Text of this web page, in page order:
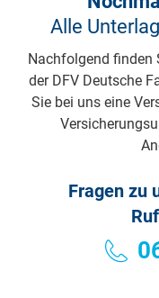
Alle
Nachfolgend finden
der DFV Deutsche
Sie bei uns eine
Fragen zu